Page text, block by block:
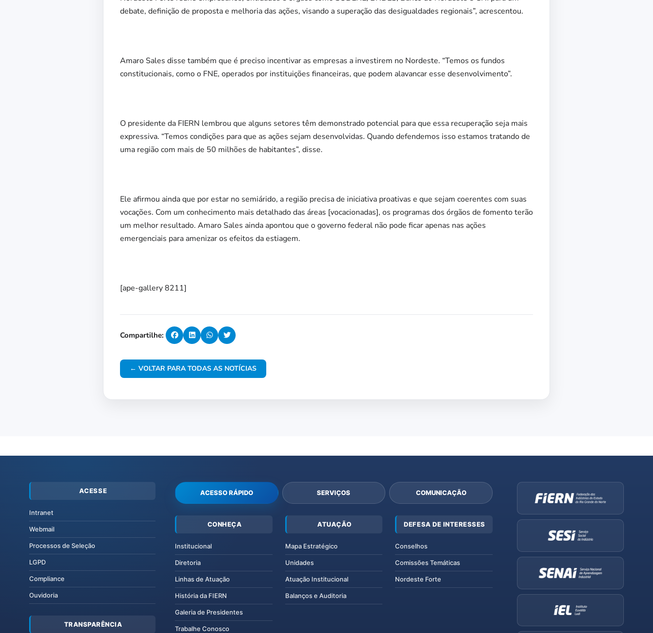
debate, definição de proposta e melhoria das ações, visando a superação das desigualdades regionais”, acrescentou.
Amaro Sales disse também que é preciso incentivar as empresas a investirem no Nordeste. “Temos os fundos
constitucionais, como o FNE, operados por instituições financeiras, que podem alavancar esse desenvolvimento”.
O presidente da FIERN lembrou que alguns setores têm demonstrado potencial para que essa recuperação seja mais
expressiva. “Temos condições para que as ações sejam desenvolvidas. Quando defendemos isso estamos tratando de
uma região com mais de 50 milhões de habitantes”, disse.
Ele afirmou ainda que por estar no semiárido, a região precisa de iniciativa proativas e que sejam coerentes com suas
vocações. Com um conhecimento mais detalhado das áreas [vocacionadas], os programas dos órgãos de fomento terão
um melhor resultado. Amaro Sales ainda apontou que o governo federal não pode ficar apenas nas ações
emergenciais para amenizar os efeitos da estiagem.
[ape-gallery 8211]
Compartilhe:
← VOLTAR PARA TODAS AS NOTÍCIAS
ACESSE
Intranet
Webmail
Processos de Seleção
LGPD
Compliance
Ouvidoria
TRANSPARÊNCIA
ACESSO RÁPIDO SERVIÇOS COMUNICAÇÃO
CONHEÇA
Institucional
Diretoria
Linhas de Atuação
História da FIERN
Galeria de Presidentes
Trabalhe Conosco
ATUAÇÃO
Mapa Estratégico
Unidades
Atuação Institucional
Balanços e Auditoria
DEFESA DE INTERESSES
Conselhos
Comissões Temáticas
Nordeste Forte